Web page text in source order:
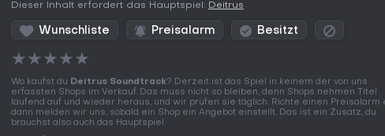
Dieser Inhalt erfordert das Hauptspiel: Deitrus
Wunschliste Preisalarm Besitzt
★★★★★
Wo kaufst du Deitrus Soundtrack? Derzeit ist das Spiel in keinem der von uns
erfassten Shops im Verkauf. Das muss nicht so bleiben, denn Shops nehmen Titel
laufend auf und wieder heraus, und wir prüfen sie täglich. Richte einen Preisalarm
dann melden wir uns, sobald ein Shop ein Angebot einstellt. Das ist ein Zusatz, du
brauchst also auch das Hauptspiel.